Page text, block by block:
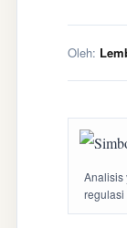
Oleh:
Analisis
regulasi